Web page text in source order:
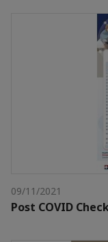
09/11/2021
Post COVID